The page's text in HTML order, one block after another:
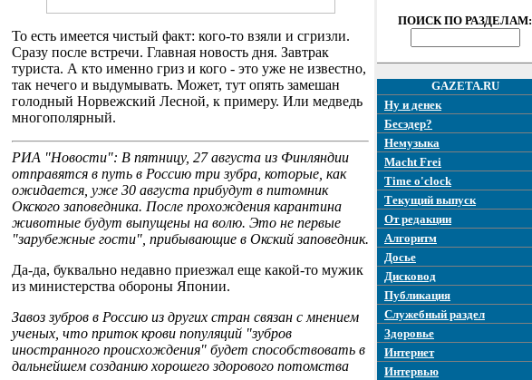
То есть имеется чистый факт: кого-то взяли и сгризли.
Сразу после встречи. Главная новость дня. Завтрак
туриста. А кто именно гриз и кого - это уже не известно,
так нечего и выдумывать. Может, тут опять замешан
голодный Норвежский Лесной, к примеру. Или медведь
многополярный.
РИА "Новости": В пятницу, 27 августа из Финляндии
отправятся в путь в Россию три зубра, которые, как
ожидается, уже 30 августа прибудут в питомник
Окского заповедника. После прохождения карантина
животные будут выпущены на волю. Это не первые
"зарубежные гости", прибывающие в Окский заповедник.
Да-да, буквально недавно приезжал еще какой-то мужик
из министерства обороны Японии.
Завоз зубров в Россию из других стран связан с мнением
ученых, что приток крови популяций "зубров
иностранного происхождения" будет способствовать в
дальнейшем созданию хорошего здорового потомства
ПОИСК ПО РАЗДЕЛАМ:
GAZETA.RU
Ну и денек
Бесэдер?
Немузыка
Macht Frei
Time o'clock
Текущий выпуск
От редакции
Алгоритм
Досье
Дисковод
Публикация
Служебный раздел
Здоровье
Интернет
Интервью